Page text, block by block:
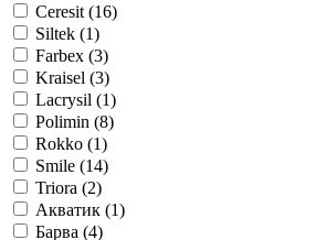
Anserglob
Aura (1)
Ceresit (16)
Siltek (1)
Farbex (3)
Kraisel (3)
Lacrysil (1)
Polimin (8)
Rokko (1)
Smile (14)